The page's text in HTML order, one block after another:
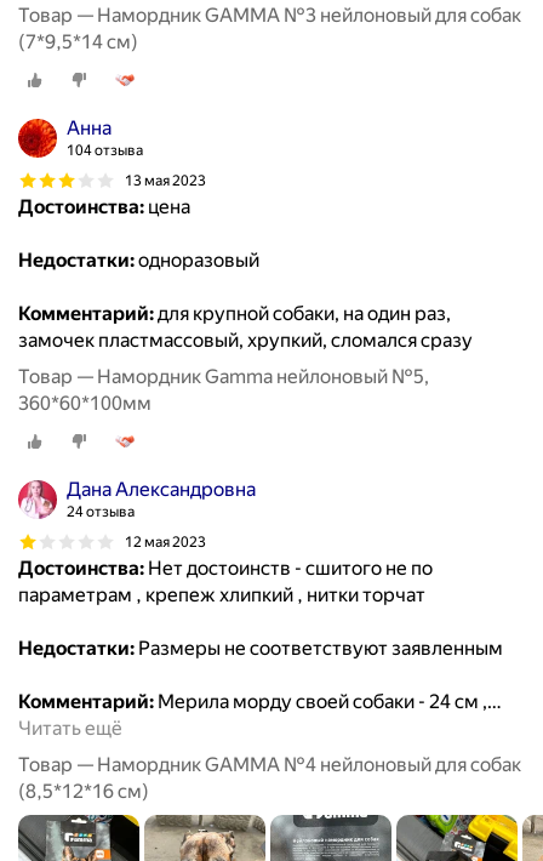
Товар — Намордник GAMMA №3 нейлоновый для собак
(7*9,5*14 см)
Анна
104 отзыва
13 мая 2023
Достоинства: цена
Недостатки:одноразовый
Комментарий:для крупной собаки, на один раз,
замочек пластмассовый, хрупкий, сломался сразу
Товар — Намордник Gamma нейлоновый №5,
360*60*100мм
Дана Александровна
24 отзыва
12 мая 2023
Достоинства: Нет достоинств - сшитого не по
параметрам , крепеж хлипкий , нитки торчат
Недостатки: Размеры не соответствуют заявленным
Комментарий: Мерила морду своей собаки - 24 см ,…
Читать ещё
Товар — Намордник GAMMA №4 нейлоновый для собак
(8,5*12*16 см)